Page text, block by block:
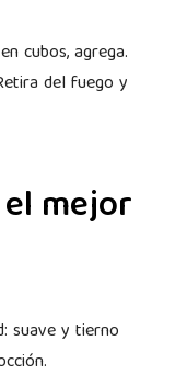
cubos, agrega.
del fuego y
mejor
suave y tierno